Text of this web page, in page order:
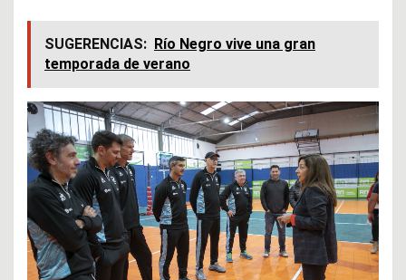
SUGERENCIAS: Río Negro vive una gran
temporada de verano